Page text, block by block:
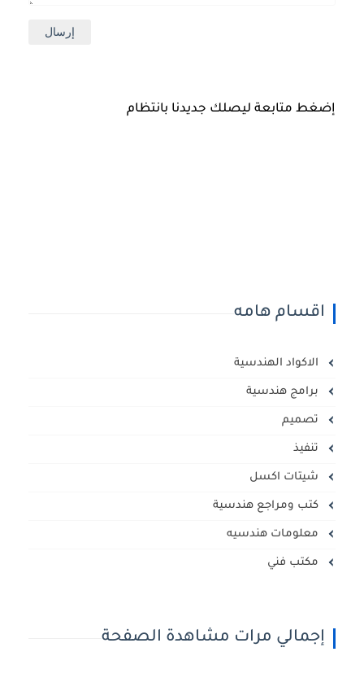
إضغط متابعة ليصلك جديدنا بانتظام
اقسام هامه
الاكواد الهندسية
برامج هندسية
تصميم
تنفيذ
شيتات اكسل
كتب ومراجع هندسية
معلومات هندسيه
مكتب فني
إجمالي مرات مشاهدة الصفحة